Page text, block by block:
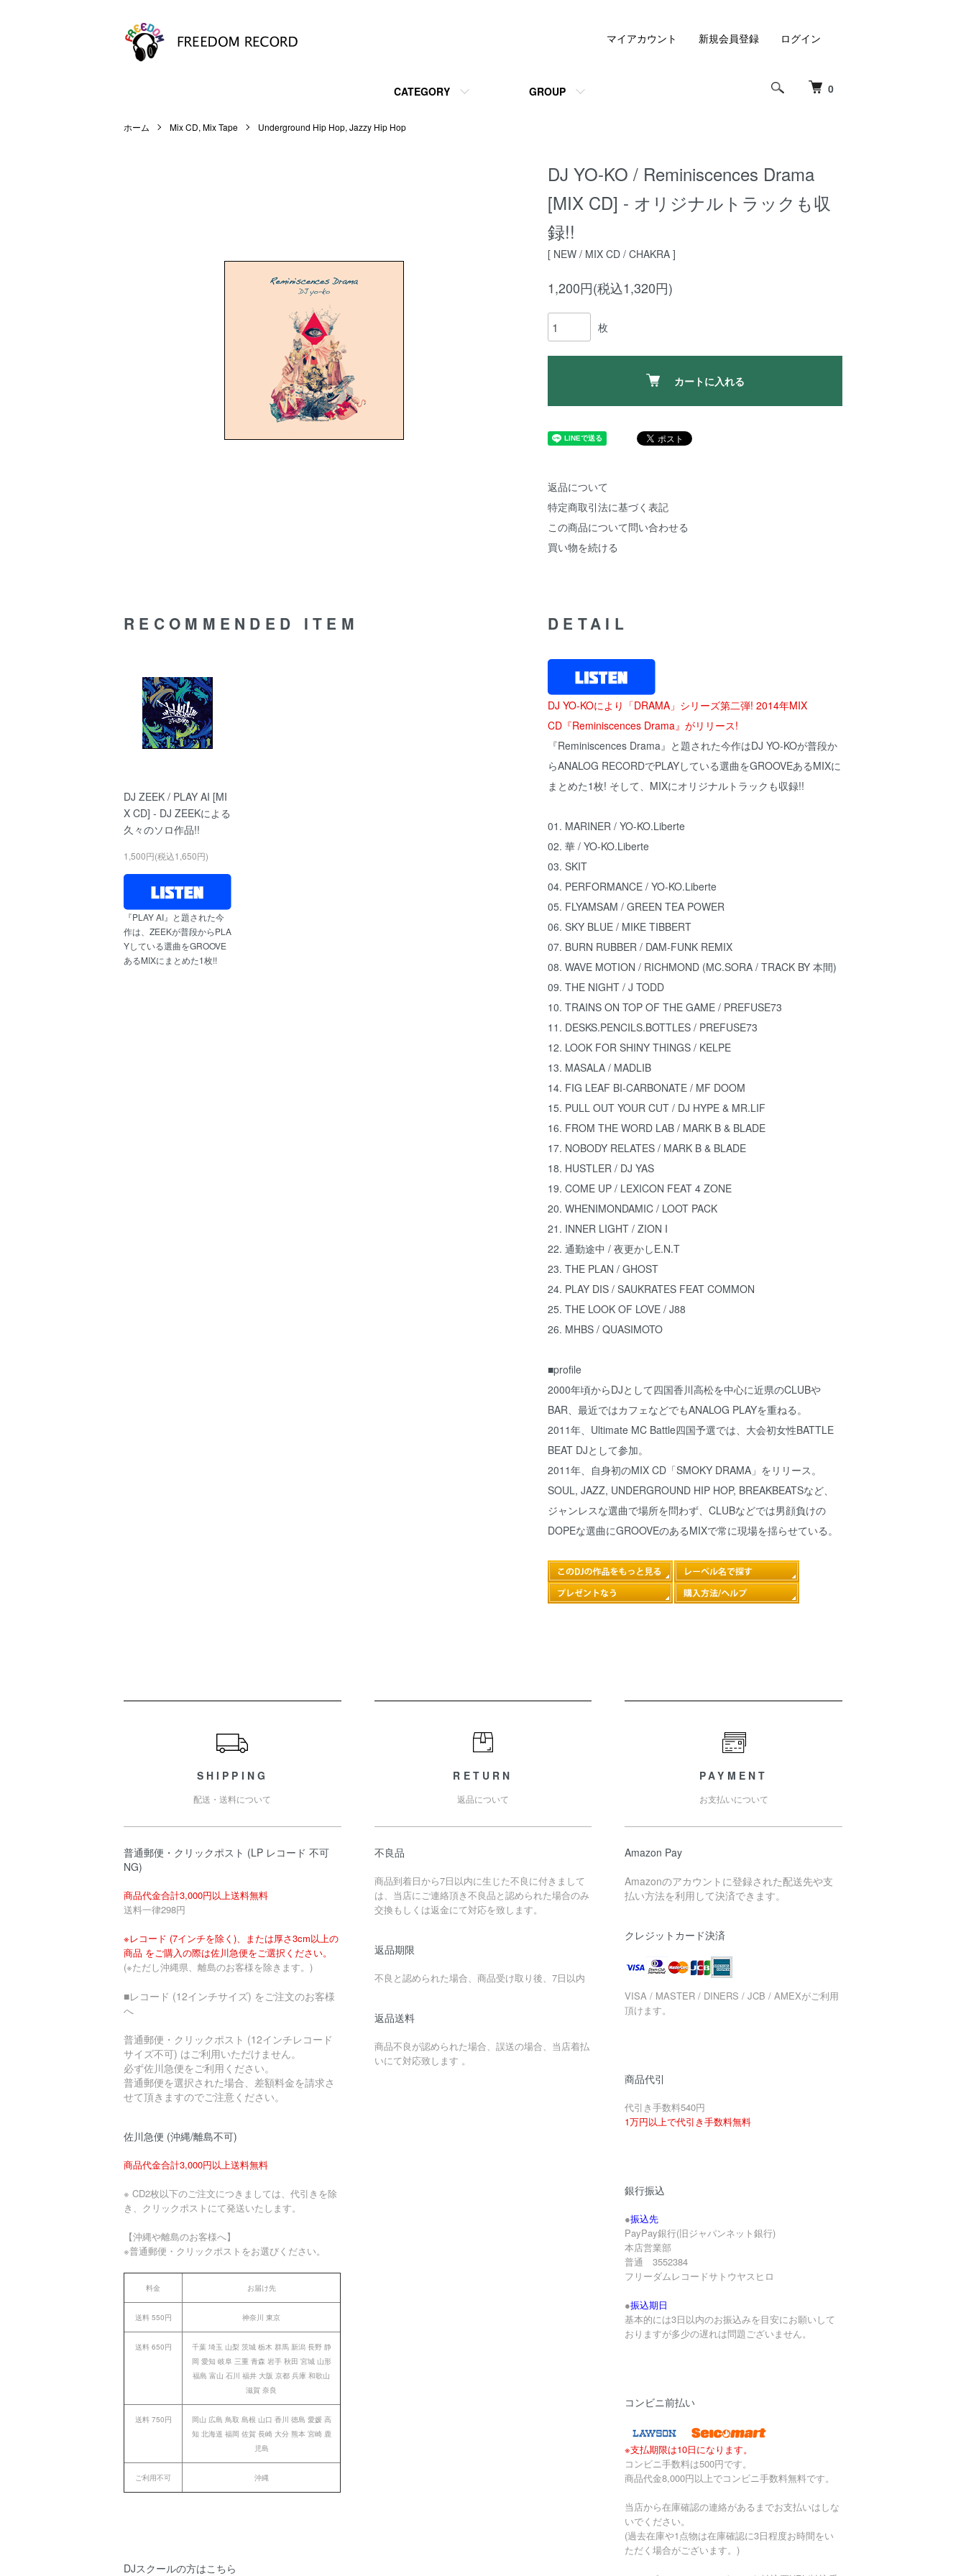
0
CATEGORY GROUP
マイアカウント 新規会員登録 ログイン
ホーム Mix CD, Mix Tape Underground Hip Hop, Jazzy Hip Hop
DJ YO-KO / Reminiscences Drama
[MIX CD] - オリジナルトラックも収
録!!
[ NEW / MIX CD / CHAKRA ]
1,200円(税込1,320円)
枚
カートに入れる
返品について
特定商取引法に基づく表記
この商品について問い合わせる
買い物を続ける
DETAIL
DJ YO-KOにより「DRAMA」シリーズ第二弾! 2014年MIX
CD『Reminiscences Drama』がリリース!
『Reminiscences Drama』と題された今作はDJ YO-KOが普段か
らANALOG RECORDでPLAYしている選曲をGROOVEあるMIXに
まとめた1枚! そして、MIXにオリジナルトラックも収録!!
01. MARINER / YO-KO.Liberte
02. 華 / YO-KO.Liberte
03. SKIT
04. PERFORMANCE / YO-KO.Liberte
05. FLYAMSAM / GREEN TEA POWER
06. SKY BLUE / MIKE TIBBERT
07. BURN RUBBER / DAM-FUNK REMIX
08. WAVE MOTION / RICHMOND (MC.SORA / TRACK BY 本間)
09. THE NIGHT / J TODD
10. TRAINS ON TOP OF THE GAME / PREFUSE73
11. DESKS.PENCILS.BOTTLES / PREFUSE73
12. LOOK FOR SHINY THINGS / KELPE
13. MASALA / MADLIB
14. FIG LEAF BI-CARBONATE / MF DOOM
15. PULL OUT YOUR CUT / DJ HYPE & MR.LIF
16. FROM THE WORD LAB / MARK B & BLADE
17. NOBODY RELATES / MARK B & BLADE
18. HUSTLER / DJ YAS
19. COME UP / LEXICON FEAT 4 ZONE
20. WHENIMONDAMIC / LOOT PACK
21. INNER LIGHT / ZION I
22. 通勤途中 / 夜更かしE.N.T
23. THE PLAN / GHOST
24. PLAY DIS / SAUKRATES FEAT COMMON
25. THE LOOK OF LOVE / J88
26. MHBS / QUASIMOTO
■profile
2000年頃からDJとして四国香川高松を中心に近県のCLUBや
BAR、最近ではカフェなどでもANALOG PLAYを重ねる。
2011年、Ultimate MC Battle四国予選では、大会初女性BATTLE
BEAT DJとして参加。
2011年、自身初のMIX CD「SMOKY DRAMA」をリリース。
SOUL, JAZZ, UNDERGROUND HIP HOP, BREAKBEATSなど、
ジャンレスな選曲で場所を問わず、CLUBなどでは男顔負けの
DOPEな選曲にGROOVEのあるMIXで常に現場を揺らせている。
RECOMMENDED ITEM
DJ ZEEK / PLAY AI [MI
X CD] - DJ ZEEKによる
久々のソロ作品!!
1,500円(税込1,650円)
『PLAY AI』と題された今
作は、ZEEKが普段からPLA
Yしている選曲をGROOVE
あるMIXにまとめた1枚!!
SHIPPING
配送・送料について
普通郵便・クリックポスト (LP レコード 不可
NG)
商品代金合計3,000円以上送料無料
送料一律298円
※レコード (7インチを除く)、または厚さ3cm以上の
商品 をご購入の際は佐川急便をご選択ください。
(※ただし沖縄県、離島のお客様を除きます。)
■レコード (12インチサイズ) をご注文のお客様
へ
普通郵便・クリックポスト (12インチレコード
サイズ不可) はご利用いただけません。
必ず佐川急便をご利用ください。
普通郵便を選択された場合、差額料金を請求さ
せて頂きますのでご注意ください。
佐川急便 (沖縄/離島不可)
商品代金合計3,000円以上送料無料
※ CD2枚以下のご注文につきましては、代引きを除
き、クリックポストにて発送いたします。
【沖縄や離島のお客様へ】
※普通郵便・クリックポストをお選びください。
料金 お届け先
送料 550円 神奈川 東京
送料 650円
千葉 埼玉 山梨 茨城 栃木 群馬 新潟 長野 静
岡 愛知 岐阜 三重 青森 岩手 秋田 宮城 山形
福島 富山 石川 福井 大阪 京都 兵庫 和歌山
滋賀 奈良
送料 750円
岡山 広島 鳥取 島根 山口 香川 徳島 愛媛 高
知 北海道 福岡 佐賀 長崎 大分 熊本 宮崎 鹿
児島
ご利用不可 沖縄
DJスクールの方はこちら
RETURN
返品について
不良品
商品到着日から7日以内に生じた不良に付きまして
は、当店にご連絡頂き不良品と認められた場合のみ
交換もしくは返金にて対応を致します。
返品期限
不良と認められた場合、商品受け取り後、7日以内
返品送料
商品不良が認められた場合、誤送の場合、当店着払
いにて対応致します 。
PAYMENT
お支払いについて
Amazon Pay
Amazonのアカウントに登録された配送先や支
払い方法を利用して決済できます。
クレジットカード決済
VISA / MASTER / DINERS / JCB / AMEXがご利用
頂けます。
商品代引
代引き手数料540円
1万円以上で代引き手数料無料
銀行振込
●振込先
PayPay銀行(旧ジャパンネット銀行)
本店営業部
普通 3552384
フリーダムレコードサトウヤスヒロ
●振込期日
基本的には3日以内のお振込みを目安にお願いして
おりますが多少の遅れは問題ございません。
コンビニ前払い
※支払期限は10日になります。
コンビニ手数料は500円です。
商品代金8,000円以上でコンビニ手数料無料です。
当店から在庫確認の連絡があるまでお支払いはしな
いでください。
(過去在庫や1点物は在庫確認に3日程度お時間をい
ただく場合がございます。)